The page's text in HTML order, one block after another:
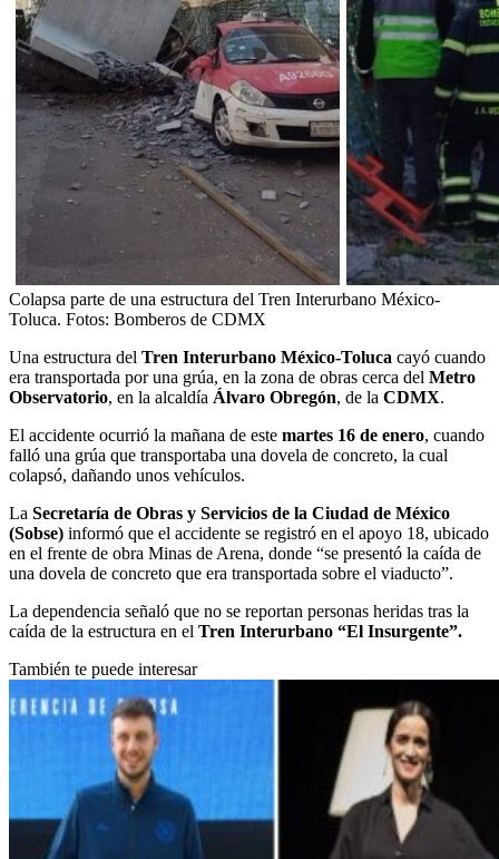
Colapsa parte de una estructura del Tren Interurbano México-
Toluca. Fotos: Bomberos de CDMX
Una estructura del Tren Interurbano México-Toluca cayó cuando
era transportada por una grúa, en la zona de obras cerca del Metro
Observatorio, en la alcaldía Álvaro Obregón, de la CDMX.
El accidente ocurrió la mañana de este martes 16 de enero, cuando
falló una grúa que transportaba una dovela de concreto, la cual
colapsó, dañando unos vehículos.
La Secretaría de Obras y Servicios de la Ciudad de México
(Sobse) informó que el accidente se registró en el apoyo 18, ubicado
en el frente de obra Minas de Arena, donde “se presentó la caída de
una dovela de concreto que era transportada sobre el viaducto”.
La dependencia señaló que no se reportan personas heridas tras la
caída de la estructura en el Tren Interurbano “El Insurgente”.
También te puede interesar